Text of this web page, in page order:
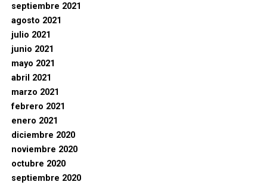
septiembre 2021
agosto 2021
julio 2021
junio 2021
mayo 2021
abril 2021
marzo 2021
febrero 2021
enero 2021
diciembre 2020
noviembre 2020
octubre 2020
septiembre 2020